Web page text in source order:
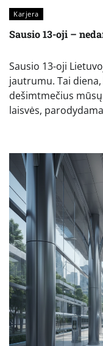
Karjera
Sausio 13-oji –
Sausio 13-oji
jautrumu. Tai
dešimtmečius
laisvės,